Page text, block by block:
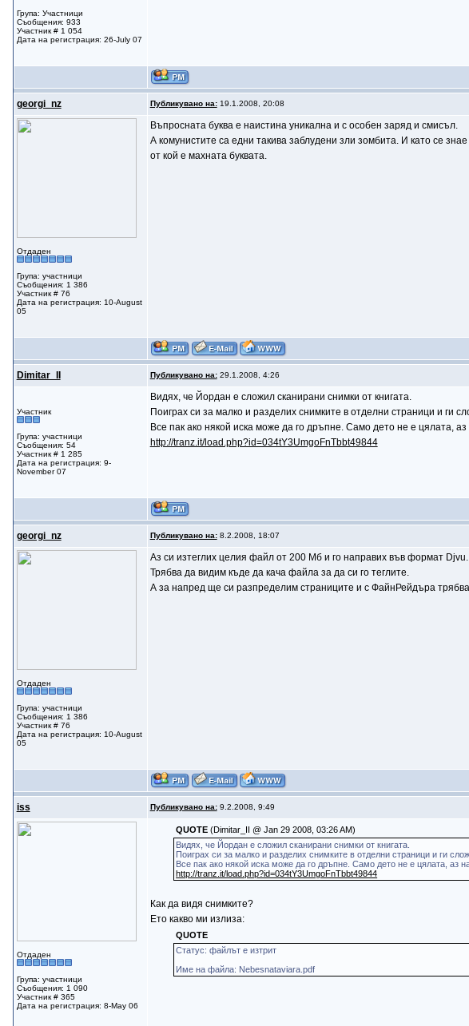
Група: Участници
Съобщения: 933
Участник # 1 054
Дата на регистрация: 26-July 07
gеorgi_nz Публикувано на:19.1.2008, 20:08
Отдаден
Група: участници
Съобщения: 1 386
Участник # 76
Дата на регистрация: 10-August
05
Въпросната буква е наистина уникална и с особен заряд и смисъл.
А комунистите са едни такива заблудени зли зомбита. И като се
от кой е махната буквата.
Dimitar_II Публикувано на:29.1.2008, 4:26
Участник
Група: участници
Съобщения: 54
Участник # 1 285
Дата на регистрация: 9-
November 07
Видях, че Йордан е сложил сканирани снимки от книгата.
Поиграх си за малко и разделих снимките в отделни страници и
Все пак ако някой иска може да го дръпне. Само дето не е цялата,
http://tranz.it/load.php?id=034tY3UmgoFnTbbt49844
gеorgi_nz Публикувано на:8.2.2008, 18:07
Отдаден
Група: участници
Съобщения: 1 386
Участник # 76
Дата на регистрация: 10-August
05
Аз си изтеглих целия файл от 200 Мб и го направих във формат
Трябва да видим къде да кача файла за да си го теглите.
А за напред ще си разпределим страниците и с ФайнРейдъра
iss Публикувано на:9.2.2008, 9:49
Отдаден
Група: участници
Съобщения: 1 090
Участник # 365
Дата на регистрация: 8-May 06
QUOTE (Dimitar_II @ Jan 29 2008, 03:26 AM)
Видях, че Йордан е сложил сканирани снимки от книгата.
Поиграх си за малко и разделих снимките в отделни страници и ги
Все пак ако някой иска може да го дръпне. Само дето не е цялата, аз
http://tranz.it/load.php?id=034tY3UmgoFnTbbt49844
Как да видя снимките?
Ето какво ми излиза:
QUOTE
Статус: файлът е изтрит
Име на файла: Nebesnataviara.pdf